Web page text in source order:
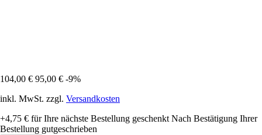
104,00 € 95,00 € -9%
inkl. MwSt. zzgl. Versandkosten
+4,75 € für Ihre nächste Bestellung geschenkt Nach Bestätigung Ihrer
Bestellung gutgeschrieben